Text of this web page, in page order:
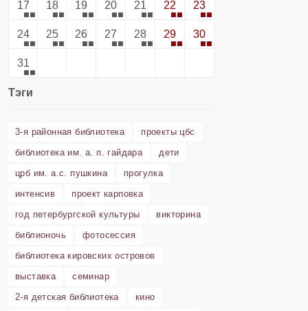
17 18 19 20 21 22 23
24 25 26 27 28 29 30
31
Тэги
3-я районная библиотека
проекты цбс
библиотека им. а. п. гайдара
дети
црб им. а.с. пушкина
прогулка
интенсив
проект карповка
год петербургской культуры
викторина
библионочь
фотосессия
библиотека кировских островов
выставка
семинар
2-я детская библиотека
кино